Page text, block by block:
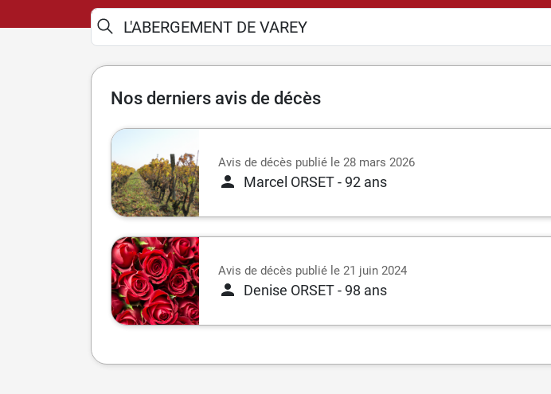
Nos derniers avis de décès
Avis de décès publié le 28 mars 2026
Marcel ORSET- 92 ans
Avis de décès publié le 21 juin 2024
Denise ORSET- 98 ans